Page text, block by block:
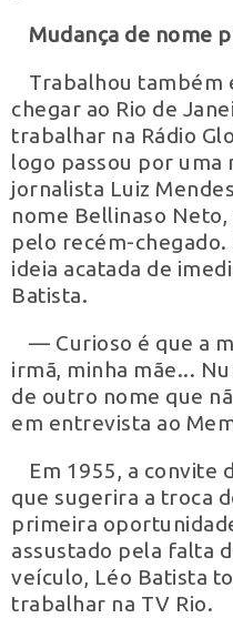
Mudança de nome
Trabalhou também
chegar ao Rio de
trabalhar na Rádio
logo passou por uma
jornalista Luiz
nome Bellinaso
pelo recém-chegado.
ideia acatada de
Batista.
— Curioso é que a
irmã, minha mãe...
de outro nome que
em entrevista ao
Em 1955, a convite
que sugerira a troca
primeira
assustado pela falta
veículo, Léo Batista
trabalhar na TV Rio.